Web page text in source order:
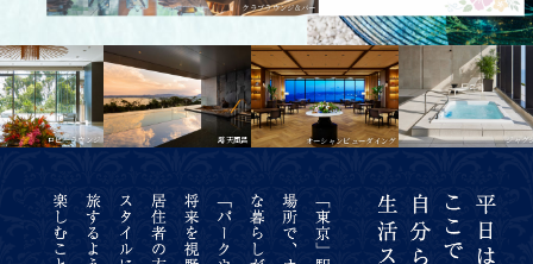
クラブラウンジ&バー
ロビーラウンジ 露天風呂 オーシャンビューダイング ジャグジー